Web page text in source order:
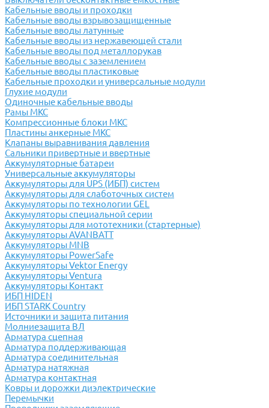
Кабельные вводы и проходки
Кабельные вводы взрывозащищенные
Кабельные вводы латунные
Кабельные вводы из нержавеющей стали
Кабельные вводы под металлорукав
Кабельные вводы с заземлением
Кабельные вводы пластиковые
Кабельные проходки и универсальные модули
Глухие модули
Одиночные кабельные вводы
Рамы МКС
Компрессионные блоки МКС
Пластины анкерные МКС
Клапаны выравнивания давления
Сальники привертные и ввертные
Аккумуляторные батареи
Универсальные аккумуляторы
Аккумуляторы для UPS (ИБП) систем
Аккумуляторы для слаботочных систем
Аккумуляторы по технологии GEL
Аккумуляторы специальной серии
Аккумуляторы для мототехники (стартерные)
Аккумуляторы AVANBATT
Аккумуляторы MNB
Аккумуляторы PowerSafe
Аккумуляторы Vektor Energy
Аккумуляторы Ventura
Аккумуляторы Контакт
ИБП HIDEN
ИБП STARK Country
Источники и защита питания
Молниезащита ВЛ
Арматура сцепная
Арматура поддерживающая
Арматура соединительная
Арматура натяжная
Арматура контактная
Ковры и дорожки диэлектрические
Перемычки